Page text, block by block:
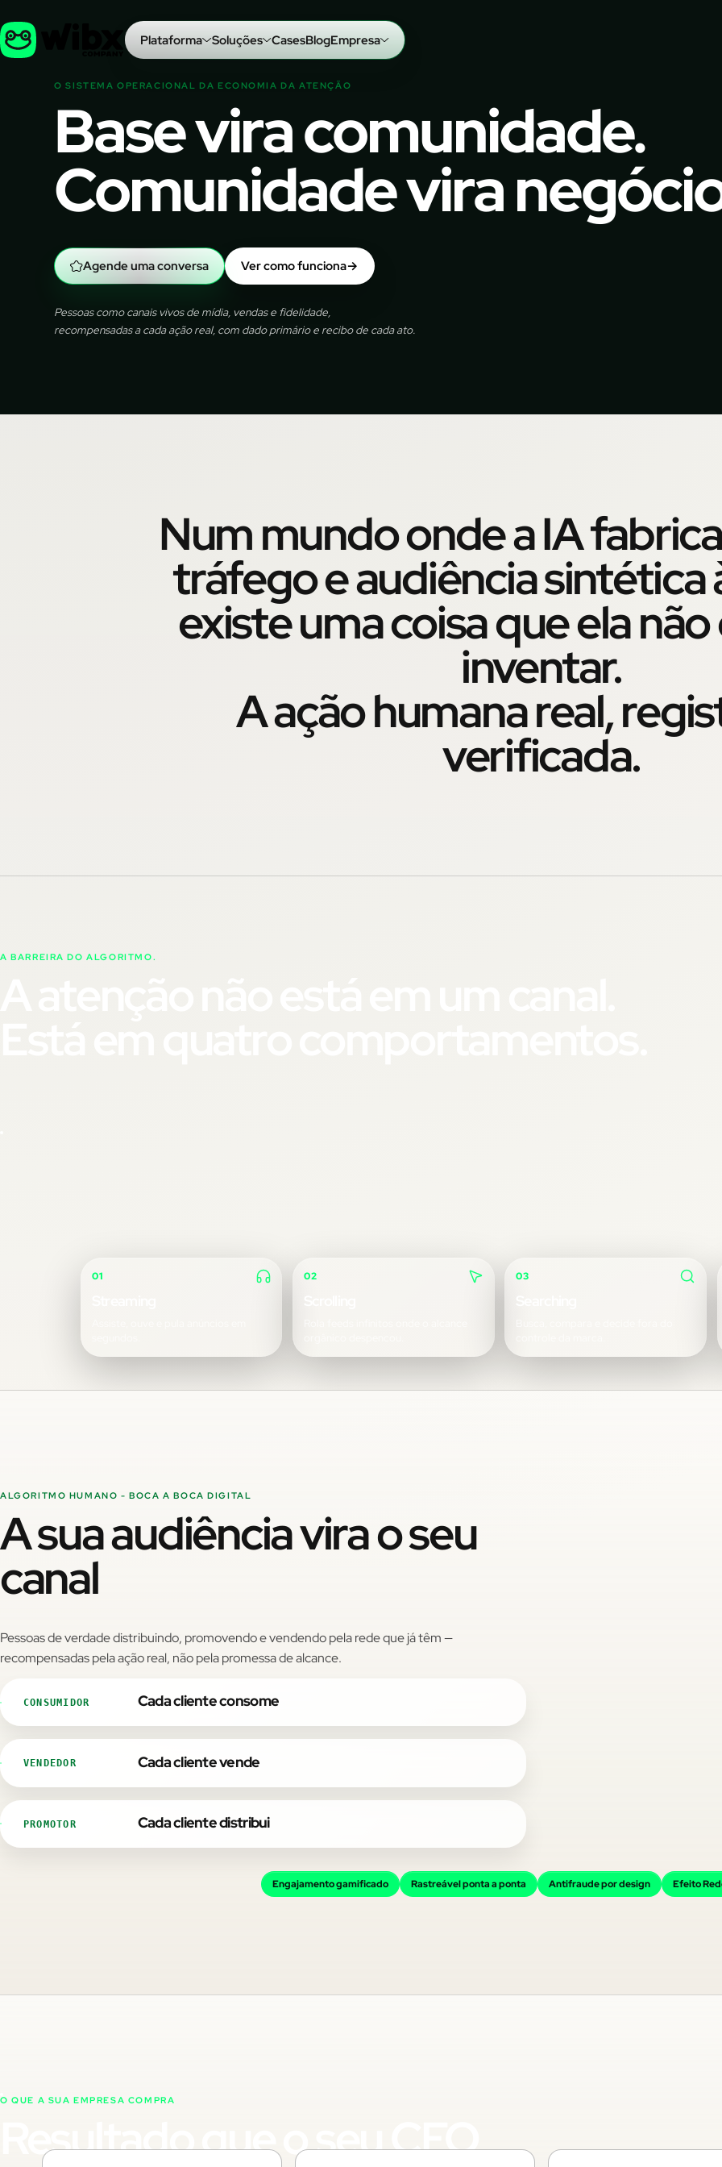
Plataforma Soluções CasesBlogEmpresa
O SISTEMA OPERACIONAL DA ECONOMIA DA ATENÇÃO
Base vira comunidade.
Comunidade vira
Agende uma conversa Ver como funciona→
Pessoas como canais vivos de mídia, vendas e fidelidade,
recompensadas a cada ação real, com dado primário e recibo de cada ato.
Num mundo onde a IA
tráfego e audiência sintética
existe uma coisa que ela
inventar.
A ação humana real,
verificada.
A BARREIRA DO ALGORITMO.
01 02 03
ALGORITMO HUMANO - BOCA A BOCA DIGITAL
A sua audiência vira o seu
canal
Pessoas de verdade distribuindo, promovendo e vendendo pela rede que já têm —
recompensadas pela ação real, não pela promessa de alcance.
CONSUMIDOR Cada cliente consome
VENDEDOR Cada cliente vende
PROMOTOR Cada cliente distribui
Engajamento gamificado Rastreável ponta a ponta Antifraude por design Efeito
O QUE A SUA EMPRESA COMPRA
Resultado que o seu CFO